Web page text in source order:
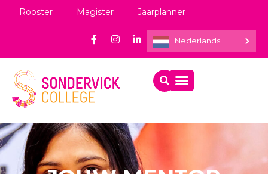
Rooster Magister Jaarplanner
Nederlands